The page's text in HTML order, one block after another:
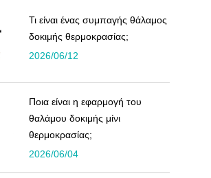
Τι είναι ένας συμπαγής θάλαμος
δοκιμής θερμοκρασίας;
2026/06/12
Ποια είναι η εφαρμογή του
θαλάμου δοκιμής μίνι
θερμοκρασίας;
2026/06/04